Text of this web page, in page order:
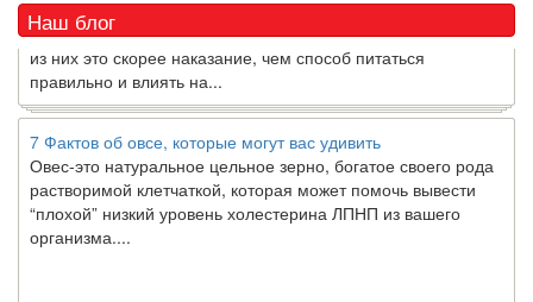
Наш блог
приходят в нашу
из них это скорее наказание, чем способ питаться
правильно и влиять на...
7 Фактов об овсе, которые могут вас удивить
Овес-это натуральное цельное зерно, богатое своего рода
растворимой клетчаткой, которая может помочь вывести
“плохой” низкий уровень холестерина ЛПНП из вашего
организма....